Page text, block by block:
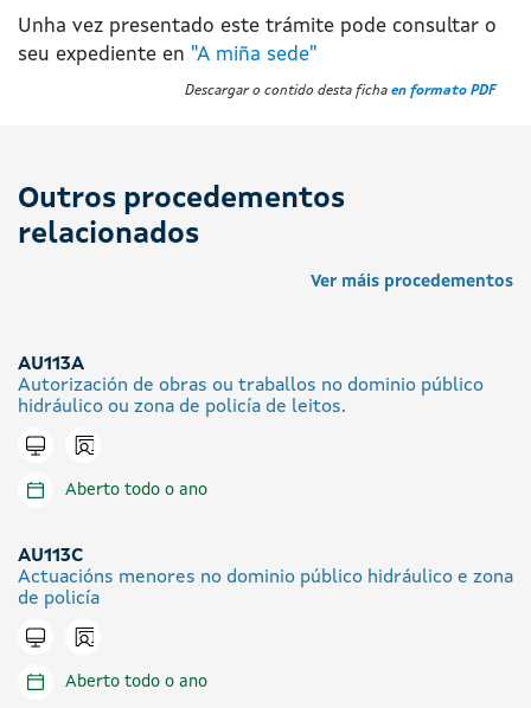
Unha vez presentado este trámite pode consultar o
seu expediente en "A miña sede"
Descargar o contido desta ficha en formato PDF
Outros procedementos
relacionados
Ver máis procedementos
AU113A
Autorización de obras ou traballos no dominio público
hidráulico ou zona de policía de leitos.
Tramitar en liña
Icono presencial
Aberto todo o ano
AU113C
Actuacións menores no dominio público hidráulico e zona
de policía
Tramitar en liña
Icono presencial
Aberto todo o ano